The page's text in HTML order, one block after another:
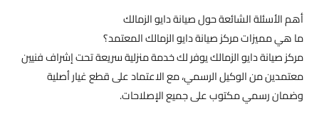
أهم الأسئلة الشائعة حول صيانة دايو الزمالك
ما هي مميزات مركز صيانة دايو الزمالك المعتمد؟
مركز صيانة دايو الزمالك يوفر لك خدمة منزلية سريعة تحت إشراف فنيين
معتمدين من الوكيل الرسمي، مع الاعتماد على قطع غيار أصلية
وضمان رسمي مكتوب على جميع الإصلاحات.